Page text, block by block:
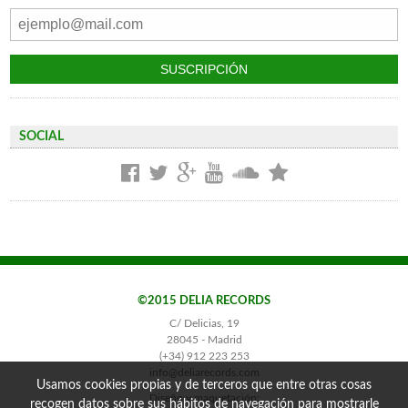
SOCIAL
©2015 DELIA RECORDS
C/ Delicias, 19
28045 - Madrid
(+34) 912 223 253
info@deliarecords.com
Diseño y maquetación:
Usamos cookies propias y de terceros que entre otras cosas
recogen datos sobre sus hábitos de navegación para mostrarle